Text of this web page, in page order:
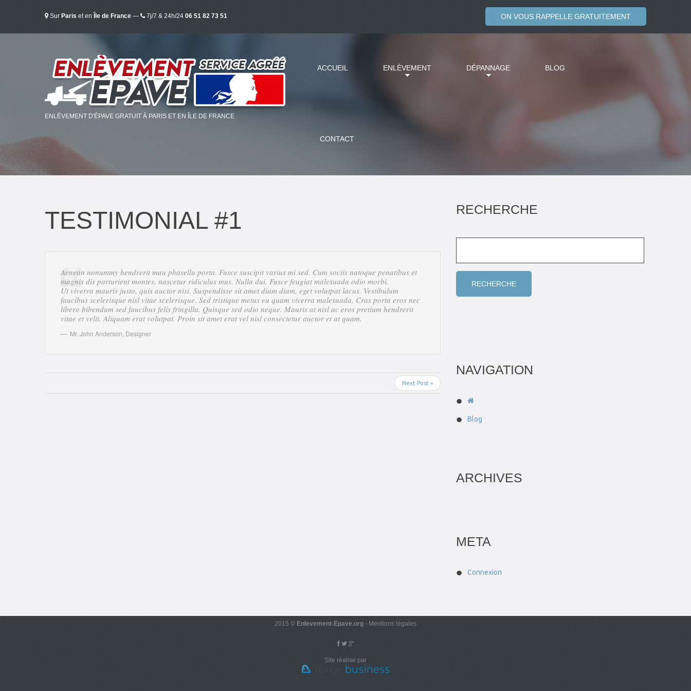
Sur Paris et en Île de France — 7j/7 & 24h/24 06 51 82 73 51 ON VOUS RAPPELLE GRATUITEMENT
ENLÈVEMENT D'ÉPAVE GRATUIT À PARIS ET EN ÎLE DE FRANCE
ACCUEIL ENLÈVEMENT DÉPANNAGE BLOG
CONTACT
TESTIMONIAL #1
Aenean nonummy hendrerit mau phasellu porta. Fusce suscipit varius mi sed. Cum sociis natoque penatibus et
magnis dis parturient montes, nascetur ridiculus mus. Nulla dui. Fusce feugiat malesuada odio morbi.
Ut viverra mauris justo, quis auctor nisi. Suspendisse sit amet diam diam, eget volutpat lacus. Vestibulum
faucibus scelerisque nisl vitae scelerisque. Sed tristique metus eu quam viverra malesuada. Cras porta eros nec
libero bibendum sed faucibus felis fringilla. Quisque sed odio neque. Mauris at nisl ac eros pretium hendrerit
vitae et velit. Aliquam erat volutpat. Proin sit amet erat vel nisl consectetur auctor et at quam.
Mr. John Anderson Designer
Next Post »
RECHERCHE
NAVIGATION
Blog
ARCHIVES
META
Connexion
2015 © Enlevement-Epave.org - Mentions légales
Site réalisé par